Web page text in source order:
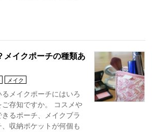
メイクポーチの種類あ
メイク
メイクポーチにはいろ
存知ですか。 コスメや
るポーチ、メイクブラ
収納ポケットが何個も